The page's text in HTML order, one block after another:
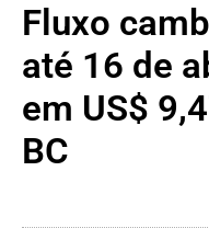
Fluxo
até 16 de
em US$
BC